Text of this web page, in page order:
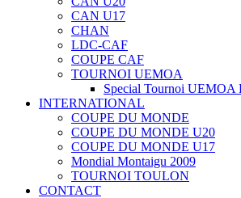
CAN U17
CHAN
LDC-CAF
COUPE CAF
TOURNOI UEMOA
Special Tournoi UEMOA
INTERNATIONAL
COUPE DU MONDE
COUPE DU MONDE U20
COUPE DU MONDE U17
Mondial Montaigu 2009
TOURNOI TOULON
CONTACT